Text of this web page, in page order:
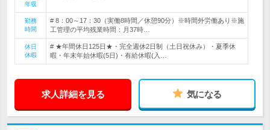
年収
勤務
時間
# 8：00～17：30（実働8時間／休憩90分）※時間外労働あり※施
工管理の平均残業時間：月37時…
休日
休暇
# ★年間休日125日★・完全週休2日制（土日祝休み）・夏季休
暇・年末年始休暇(5日)・有給休暇(入…
求人詳細を見る 気になる